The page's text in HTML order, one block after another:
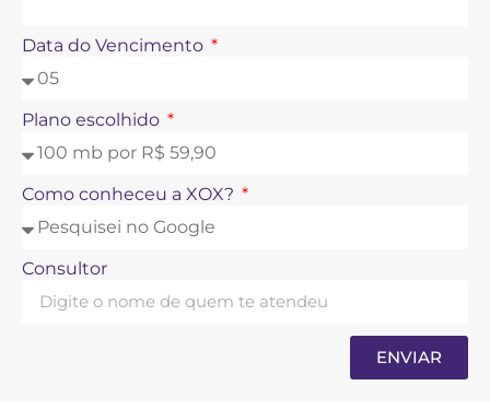
Data do Vencimento
Plano escolhido
Como conheceu a XOX?
Consultor
ENVIAR